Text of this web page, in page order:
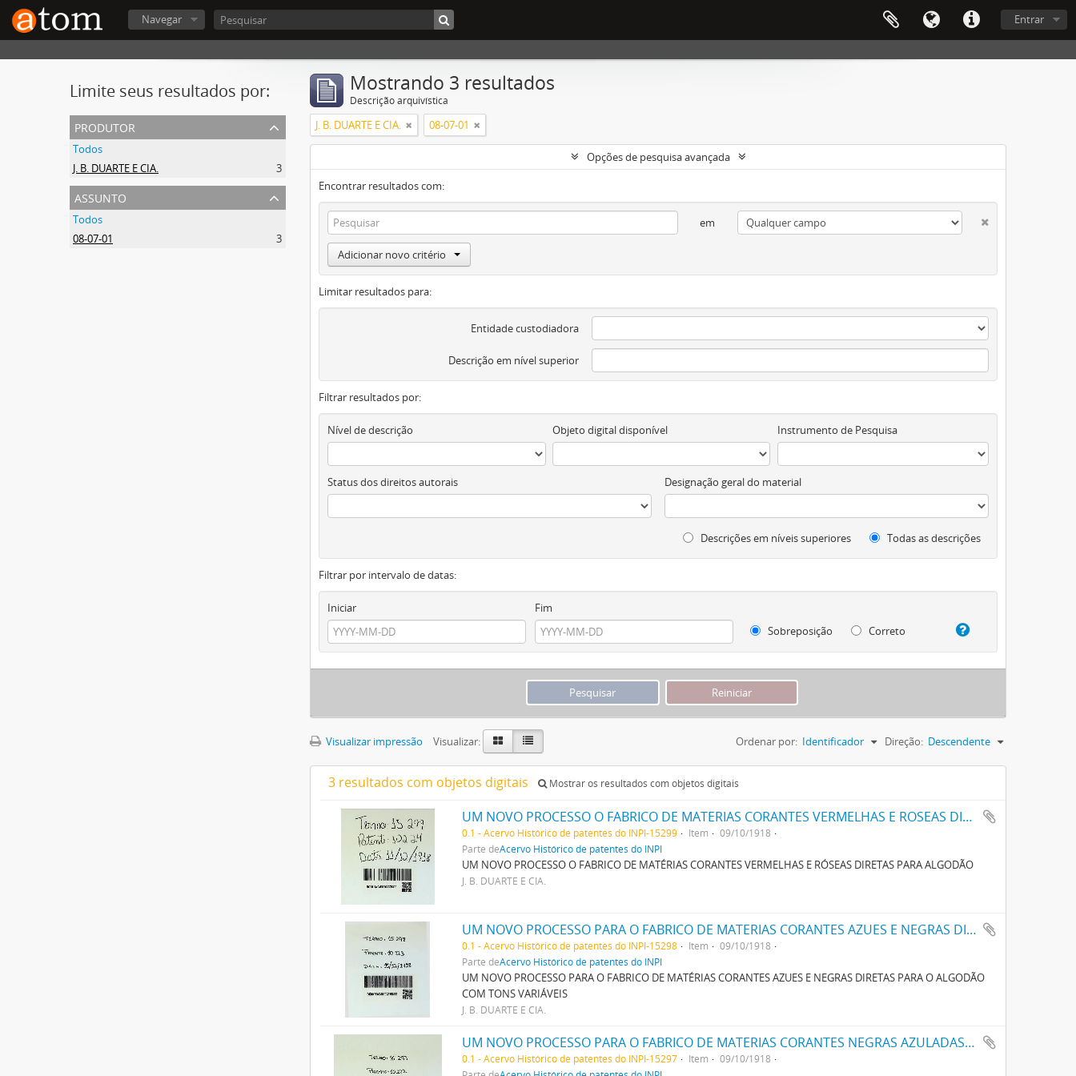
Entrar
Navegar
Limite seus resultados por:
produtor
Todos
J. B. DUARTE E CIA.
3
assunto
Todos
08-07-01
3
Mostrando 3 resultados
Descrição arquivística
J. B. DUARTE E CIA. 08-07-01
Opções de pesquisa avançada
Encontrar resultados com:
em
Adicionar novo critério
Limitar resultados para:
Entidade custodiadora
Descrição em nível superior
Filtrar resultados por:
Nível de descrição Objeto digital disponível Instrumento de Pesquisa
Status dos direitos autorais Designação geral do material
Descrições em níveis superiores Todas as descrições
Filtrar por intervalo de datas:
Iniciar
Fim
Sobreposição
Correto
Visualizar impressão Visualizar: Ordenar por: Identificador Direção: Descendente
3 resultados com objetos digitais Mostrar os resultados com objetos digitais
UM NOVO PROCESSO O FABRICO DE MATERIAS CORANTES VERMELHAS E ROSEAS DIRECTAS PARA ALGODÃO
0.1 - Acervo Histórico de patentes do INPI-15299 Item
09/10/1918
Parte deAcervo Histórico de patentes do INPI
UM NOVO PROCESSO O FABRICO DE MATÉRIAS CORANTES VERMELHAS E RÓSEAS DIRETAS PARA ALGODÃO
J. B. DUARTE E CIA.
UM NOVO PROCESSO PARA O FABRICO DE MATERIAS CORANTES AZUES E NEGRAS DIRECTAS PARA O ALGODÃO COM TONS VARIAVEIS
0.1 - Acervo Histórico de patentes do INPI-15298 Item
09/10/1918
Parte deAcervo Histórico de patentes do INPI
UM NOVO PROCESSO PARA O FABRICO DE MATÉRIAS CORANTES AZUES E NEGRAS DIRETAS PARA O ALGODÃO
COM TONS VARIÁVEIS
J. B. DUARTE E CIA.
UM NOVO PROCESSO PARA O FABRICO DE MATERIAS CORANTES NEGRAS AZULADAS, AZUL- ESCURAS E AZUL-VIOLETAS CONTENDO NAPHTALINA E ENXOFRE
0.1 - Acervo Histórico de patentes do INPI-15297 Item
09/10/1918